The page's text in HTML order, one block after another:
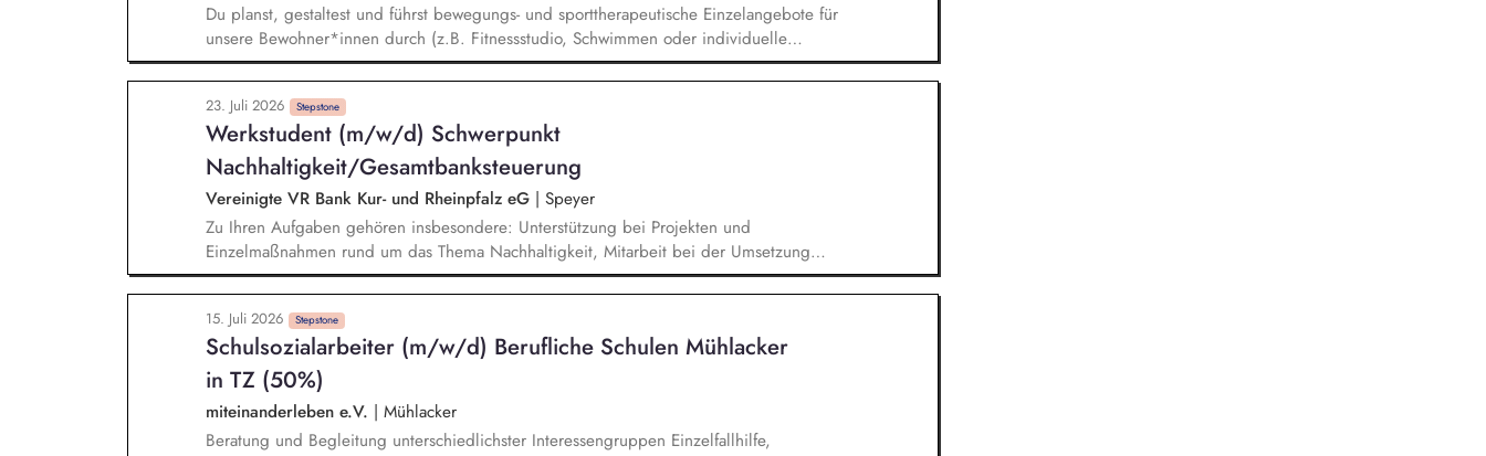
Du planst, gestaltest und führst bewegungs- und sporttherapeutische Einzelangebote für
unsere Bewohner*innen durch (z.B. Fitnessstudio, Schwimmen oder individuelle
Bewegungsförderung) und passt diese an deren persönliche Fähigkeiten und Bedarfe an.
Du leitest Gruppenangebote im Bereich Bewegung und Gesundheit (z.B. Gymnastik oder
Nordic Walking) und stärkst so die Mobilität, das Wohlbefinden und die soziale Teilhabe
unserer Bewohner*innen. Du übernimmst aktiv Betreuungsaufgaben im Alltag unserer
Bewohner*innen und bist Teil des Betreuungsdienstes.
23. Juli 2026 Stepstone
Werkstudent (m/w/d) Schwerpunkt
Nachhaltigkeit/Gesamtbanksteuerung
Vereinigte VR Bank Kur- und Rheinpfalz eG | Speyer
Zu Ihren Aufgaben gehören insbesondere: Unterstützung bei Projekten und
Einzelmaßnahmen rund um das Thema Nachhaltigkeit, Mitarbeit bei der Umsetzung
regulatorischer Nachhaltigkeitsanforderungen, Unterstützung bei der Erstellung des
Nachhaltigkeitsberichts sowie der Klimabilanz, Recherche, Aufbereitung und Analyse
aktueller Nachhaltigkeitsthemen, Mitarbeit bei Aufgaben im ESG-Risikomanagement,
insbesondere bei fachlichen Ausarbeitungen und Analysen, Unterstützung bei der
Erstellung von Präsentationen, Auswertungen und Entscheidungsunterlagen
15. Juli 2026 Stepstone
Schulsozialarbeiter (m/w/d) Berufliche Schulen Mühlacker
in TZ (50%)
miteinanderleben e.V. | Mühlacker
Beratung und Begleitung unterschiedlichster Interessengruppen Einzelfallhilfe,